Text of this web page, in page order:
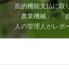
面的機能支払に取
「農業機械」、
人の管理人がレポ